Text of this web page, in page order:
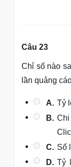
Câu 23
Chỉ số nào
lần quảng
A. Tỷ
B. Chi
C. Số
D. Tỷ